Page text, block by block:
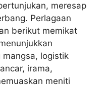
meresap
Perlagaan
berikut memikat
mangsa, logistik
irama,
meniti